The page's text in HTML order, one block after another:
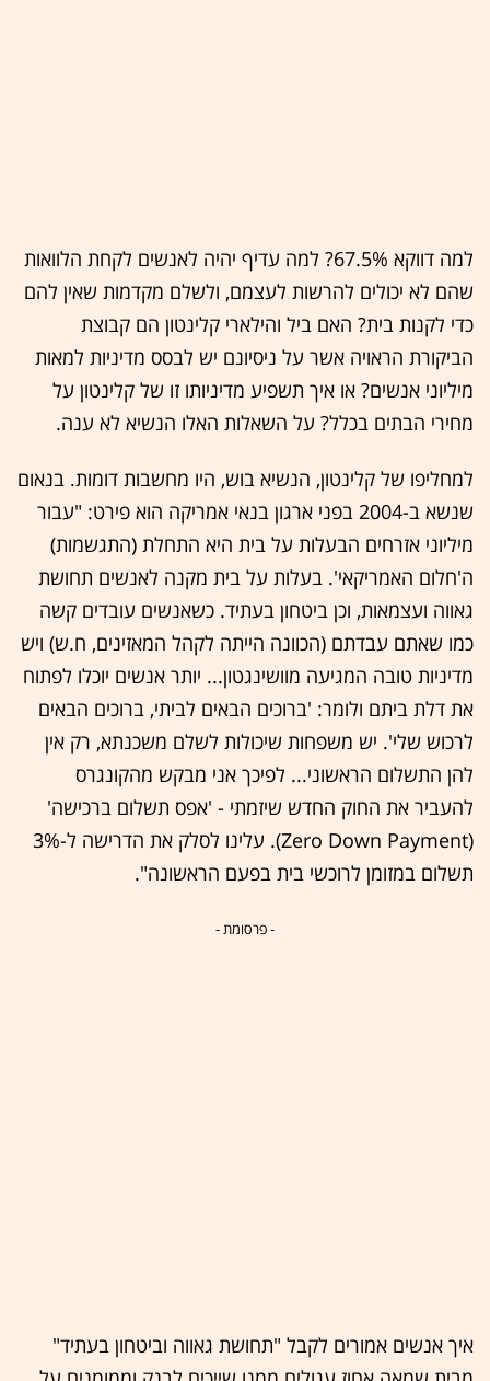
למה דווקא 67.5%? למה עדיף יהיה לאנשים לקחת הלוואות
שהם לא יכולים להרשות לעצמם, ולשלם מקדמות שאין להם
כדי לקנות בית? האם ביל והילארי קלינטון הם קבוצת
הביקורת הראויה אשר על ניסיונם יש לבסס מדיניות למאות
מיליוני אנשים? או איך תשפיע מדיניותו זו של קלינטון על
מחירי הבתים בכלל? על השאלות האלו הנשיא לא ענה.
למחליפו של קלינטון, הנשיא בוש, היו מחשבות דומות. בנאום
שנשא ב-2004 בפני ארגון בנאי אמריקה הוא פירט: "עבור
מיליוני אזרחים הבעלות על בית היא התחלת (התגשמות)
ה'חלום האמריקאי'. בעלות על בית מקנה לאנשים תחושת
גאווה ועצמאות, וכן ביטחון בעתיד. כשאנשים עובדים קשה
כמו שאתם עבדתם (הכוונה הייתה לקהל המאזינים, ח.ש) ויש
מדיניות טובה המגיעה מוושינגטון... יותר אנשים יוכלו לפתוח
את דלת ביתם ולומר: 'ברוכים הבאים לביתי, ברוכים הבאים
לרכוש שלי'. יש משפחות שיכולות לשלם משכנתא, רק אין
להן התשלום הראשוני... לפיכך אני מבקש מהקונגרס
להעביר את החוק החדש שיזמתי - 'אפס תשלום ברכישה'
(Zero Down Payment). עלינו לסלק את הדרישה ל-3%
תשלום במזומן לרוכשי בית בפעם הראשונה".
- פרסומת -
איך אנשים אמורים לקבל "תחושת גאווה וביטחון בעתיד"